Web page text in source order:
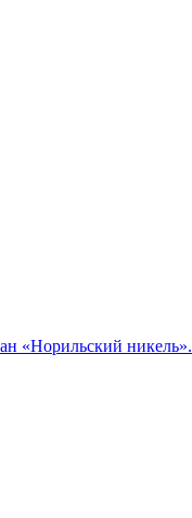
«Норильский никель».